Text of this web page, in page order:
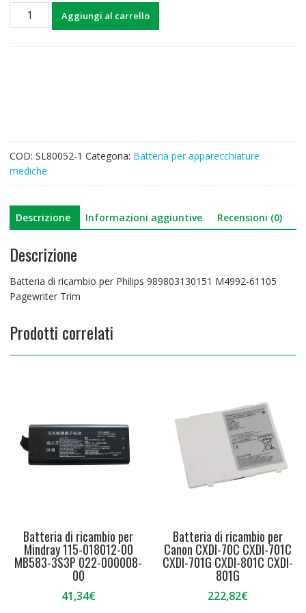
Batteria
Trim
quantità
Aggiungi al carrello
COD: SL80052-1 Categoria: Batteria per apparecchiature
mediche
Descrizione Informazioni aggiuntive Recensioni (0)
Descrizione
Batteria di ricambio per Philips 989803130151 M4992-61105
Pagewriter Trim
Prodotti correlati
Batteria di ricambio per
Mindray 115-018012-00
MB583-3S3P 022-000008-
00
41,34€
Batteria di ricambio per
Canon CXDI-70C CXDI-701C
CXDI-701G CXDI-801C CXDI-
801G
222,82€